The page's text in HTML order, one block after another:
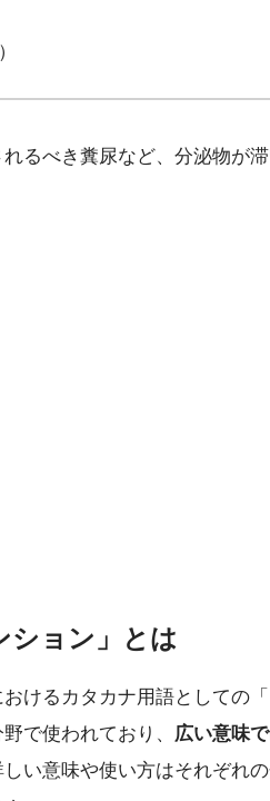
るべき糞尿など、分泌物が
ション」とは
けるカタカナ用語としての
で使われており、 広い意味
い意味や使い方はそれぞれ